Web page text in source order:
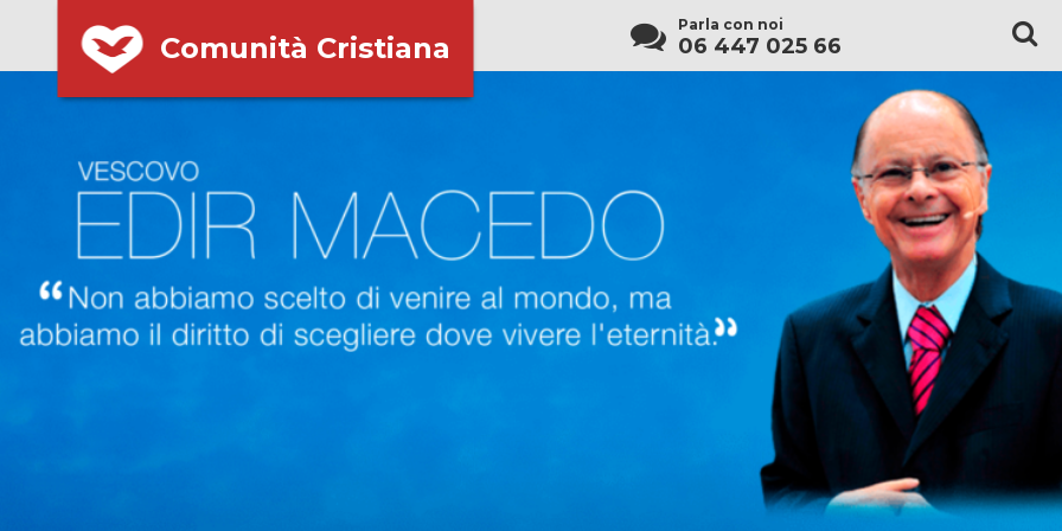
Comunità Cristiana
Parla con noi
06 447 025 66